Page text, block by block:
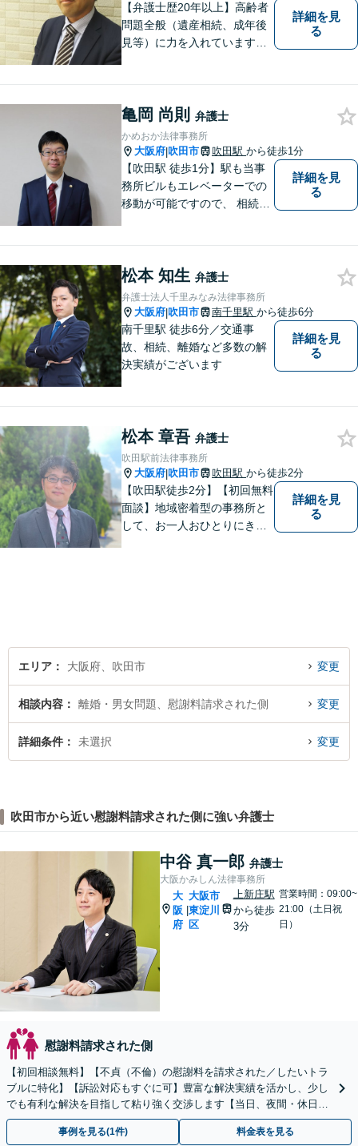
【弁護士歴20年以上】高齢者
問題全般（遺産相続、成年後
見等）に力を入れています。
詳細を見
る
亀岡 尚則 弁護士
かめおか法律事務所
大阪府|吹田市 吹田駅 から徒歩1分
【吹田駅 徒歩1分】駅も当事
務所ビルもエレベーターでの
移動が可能ですので、 相続の
あれば出張相談にも応じてお
りますのでお気軽にご相談く
ださい。
詳細を見
る
松本 知生 弁護士
弁護士法人千里みなみ法律事務所
大阪府|吹田市 南千里駅 から徒歩6分
南千里駅 徒歩6分／交通事
故、相続、離婚など多数の解
決実績がございます
詳細を見
る
松本 章吾 弁護士
吹田駅前法律事務所
大阪府|吹田市 吹田駅 から徒歩2分
【吹田駅徒歩2分】【初回無料
面談】地域密着型の事務所と
して、お一人おひとりにきめ
詳細を見
る
エリア 大阪府、吹田市 変更
相談内容 離婚・男女問題、慰謝料請求された側 変更
詳細条件 未選択 変更
吹田市から近い慰謝料請求された側に強い弁護士
中谷 真一郎 弁護士
大阪かみしん法律事務所
大
阪
府
大阪市
東淀川
区
上新庄駅
から徒歩
3分
営業時間：09:00~
21:00（土日祝
日）
慰謝料請求された側
【初回相談無料】【不貞（不倫）の慰謝料を請求された／したいトラ
ブルに特化】【訴訟対応もすぐに可】豊富な解決実績を活かし、少し
でも有利な解決を目指して粘り強く交渉します【当日、夜間・休日相
談可】
事例を見る(1件) 料金表を見る